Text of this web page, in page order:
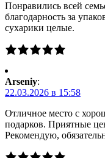
Понравились всей
благодарность за
сухарики целые.
Arseniy:
22.03.2026 в 15:58
Отличное место с
подарков. Приятные
Рекомендую,